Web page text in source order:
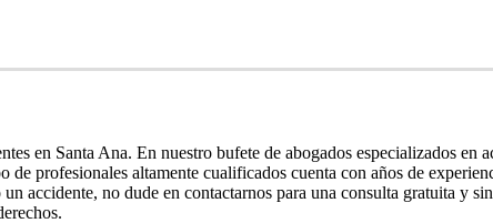
en Santa Ana. En nuestro bufete de abogados especializados en
profesionales altamente cualificados cuenta con años de
accidente, no dude en contactarnos para una consulta gratuita y